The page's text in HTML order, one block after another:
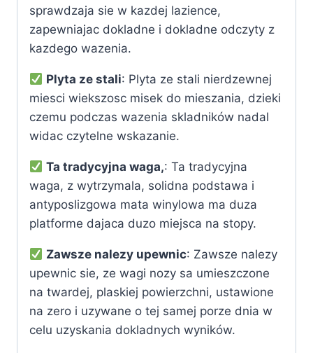
sprawdzaja sie w kazdej lazience,
zapewniajac dokladne i dokladne odczyty z
kazdego wazenia.
Plyta ze stali: Plyta ze stali nierdzewnej
miesci wiekszosc misek do mieszania, dzieki
czemu podczas wazenia skladników nadal
widac czytelne wskazanie.
Ta tradycyjna waga,: Ta tradycyjna
waga, z wytrzymala, solidna podstawa i
antyposlizgowa mata winylowa ma duza
platforme dajaca duzo miejsca na stopy.
Zawsze nalezy upewnic: Zawsze nalezy
upewnic sie, ze wagi nozy sa umieszczone
na twardej, plaskiej powierzchni, ustawione
na zero i uzywane o tej samej porze dnia w
celu uzyskania dokladnych wyników.